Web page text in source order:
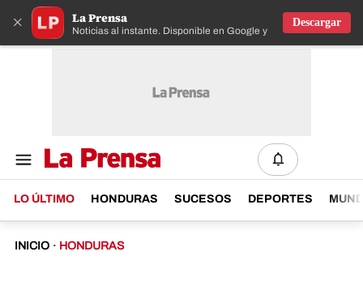
× La Prensa
Noticias al instante. Disponible en Google y IOS
Descargar
LO ÚLTIMO HONDURAS SUCESOS DEPORTES
INICIO · HONDURAS